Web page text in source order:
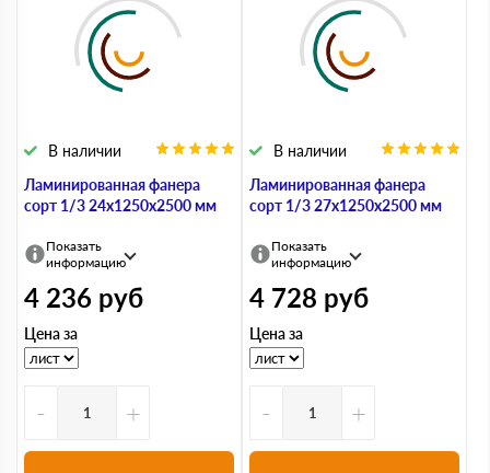
Ламинированная фанера
сорт 1/3 24х1250х2500 мм
В наличии
Показать
информацию
4 236 руб
Цена за
- +
Ламинированная фанера
сорт 1/3 27х1250х2500 мм
В наличии
Показать
информацию
4 728 руб
Цена за
- +